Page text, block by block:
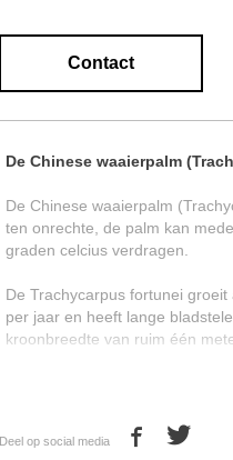
Contact
De Chinese waaierpalm
De Chinese waaierpalm
ten onrechte, de palm kan
graden celcius verdragen.
De Trachycarpus fortunei
per jaar en heeft lange
kroonbreedte van ruim één
Alle Chinese waaierpalmen uit
Deel op social media